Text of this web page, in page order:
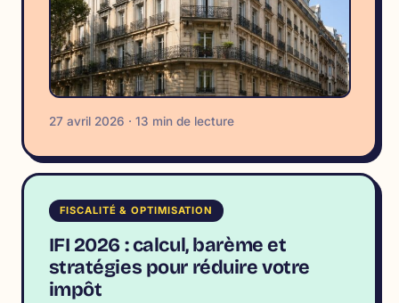
27 avril 2026 · 13 min de lecture
FISCALITÉ & OPTIMISATION
IFI 2026 : calcul, barème et
stratégies pour réduire votre
impôt